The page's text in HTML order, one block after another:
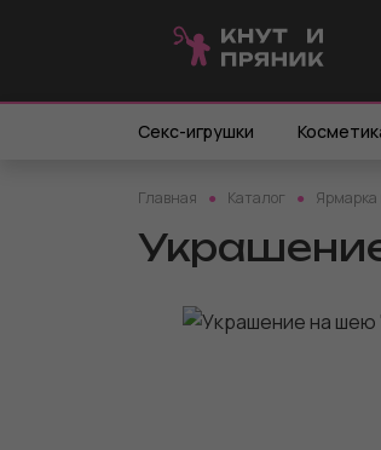
Секс-игрушки
Главная Каталог Ярмарка